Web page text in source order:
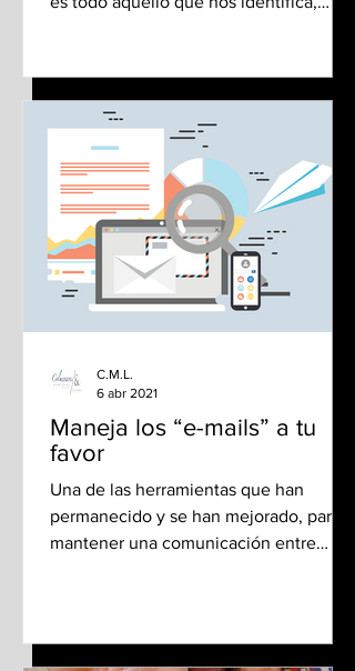
Maneja los “e-mails” a tu
favor
Una de las herramientas que han
permanecido y se han mejorado, para
mantener una comunicación entre
C.M.L.
6 abr 2021